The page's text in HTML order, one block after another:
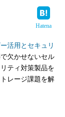
Hatena
活用とセキュリ
欠かせないセル
ティ対策製品を
レージ課題を解